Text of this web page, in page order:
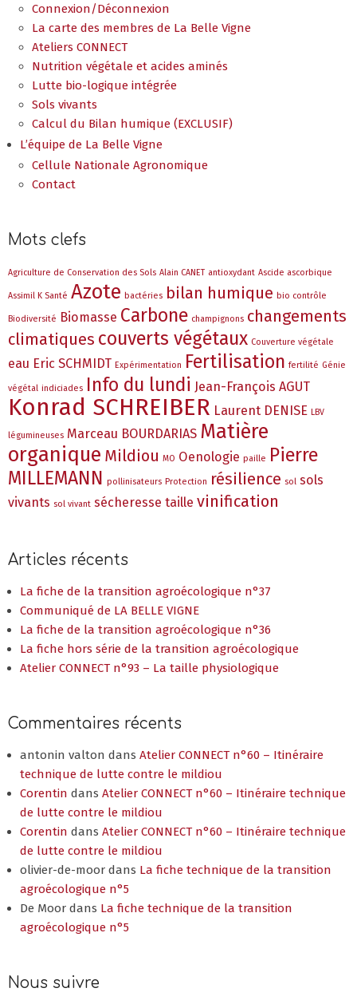
Connexion/Déconnexion
La carte des membres de La Belle Vigne
Ateliers CONNECT
Nutrition végétale et acides aminés
Lutte bio-logique intégrée
Sols vivants
Calcul du Bilan humique (EXCLUSIF)
L’équipe de La Belle Vigne
Cellule Nationale Agronomique
Contact
Mots clefs
Agriculture de Conservation des Sols Alain CANET antioxydant Ascide ascorbique
Assimil K Santé Azote bactéries bilan humique bio contrôle
Biodiversité Biomasse Carbone champignons changements
climatiques couverts végétaux Couverture végétale
eau Eric SCHMIDT Expérimentation Fertilisation fertilité Génie
végétal indiciades Info du lundi Jean-François AGUT
Konrad SCHREIBER Laurent DENISE LBV
légumineuses Marceau BOURDARIAS Matière
organique Mildiou MO Oenologie paille Pierre
MILLEMANN pollinisateurs Protection résilience sol sols
vivants sol vivant sécheresse taille vinification
Articles récents
La fiche de la transition agroécologique n°37
Communiqué de LA BELLE VIGNE
La fiche de la transition agroécologique n°36
La fiche hors série de la transition agroécologique
Atelier CONNECT n°93 – La taille physiologique
Commentaires récents
antonin valton dans Atelier CONNECT n°60 – Itinéraire
technique de lutte contre le mildiou
Corentin dans Atelier CONNECT n°60 – Itinéraire technique
de lutte contre le mildiou
Corentin dans Atelier CONNECT n°60 – Itinéraire technique
de lutte contre le mildiou
olivier-de-moor dans La fiche technique de la transition
agroécologique n°5
De Moor dans La fiche technique de la transition
agroécologique n°5
Nous suivre